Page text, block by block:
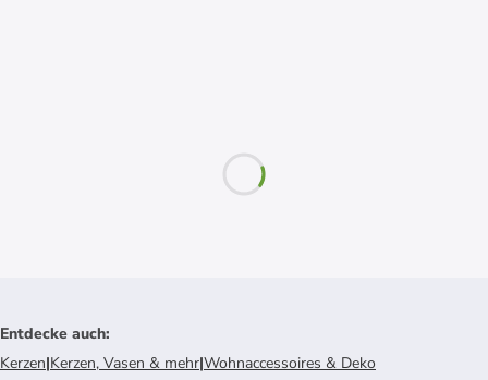
Entdecke auch:
Kerzen|Kerzen, Vasen & mehr|Wohnaccessoires & Deko